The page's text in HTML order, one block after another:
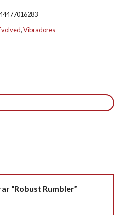
,Vibradores
“Robust Rumbler”